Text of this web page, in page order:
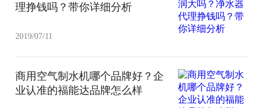
理挣钱吗？带你详细分析
2019/07/11
商用空气制水机哪个品牌好？企
业认准的福能达品牌怎么样